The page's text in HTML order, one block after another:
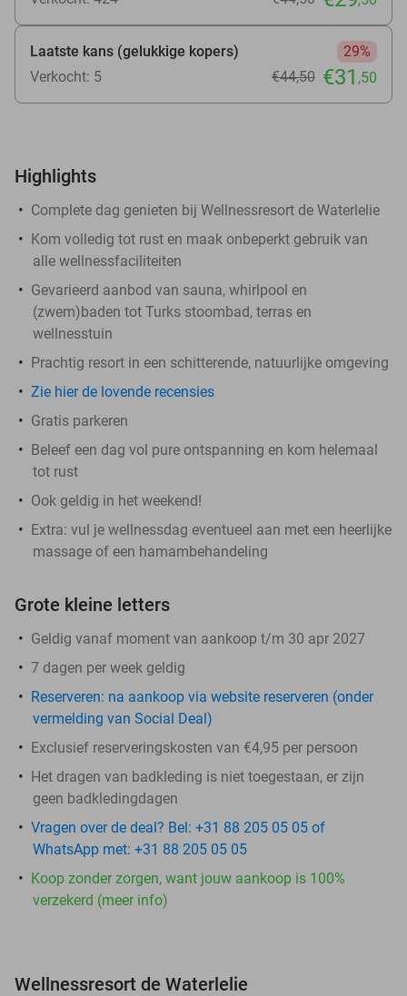
Laatste kans (gelukkige kopers)
29%
Verkocht: 5
€44,50 €31 ,50
Highlights
Complete dag genieten bij Wellnessresort de Waterlelie
Kom volledig tot rust en maak onbeperkt gebruik van
alle wellnessfaciliteiten
Gevarieerd aanbod van sauna, whirlpool en
(zwem)baden tot Turks stoombad, terras en
wellnesstuin
Prachtig resort in een schitterende, natuurlijke omgeving
Zie hier de lovende recensies
Gratis parkeren
Beleef een dag vol pure ontspanning en kom helemaal
tot rust
Ook geldig in het weekend!
Extra: vul je wellnessdag eventueel aan met een heerlijke
massage of een hamambehandeling
Grote kleine letters
Geldig vanaf moment van aankoop t/m 30 apr 2027
7 dagen per week geldig
Reserveren: na aankoop via website reserveren (onder
vermelding van Social Deal)
Exclusief reserveringskosten van €4,95 per persoon
Het dragen van badkleding is niet toegestaan, er zijn
geen badkledingdagen
Vragen over de deal? Bel: +31 88 205 05 05 of
WhatsApp met: +31 88 205 05 05
Koop zonder zorgen, want jouw aankoop is 100%
verzekerd (meer info)
Wellnessresort de Waterlelie